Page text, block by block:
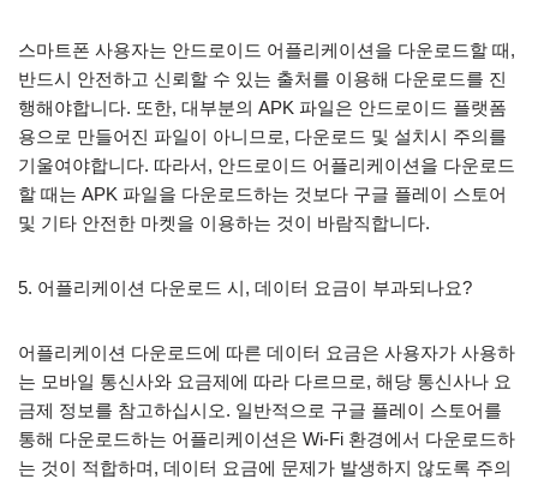
스마트폰 사용자는 안드로이드 어플리케이션을 다운로드할 때,
반드시 안전하고 신뢰할 수 있는 출처를 이용해 다운로드를 진
행해야합니다. 또한, 대부분의 APK 파일은 안드로이드 플랫폼
용으로 만들어진 파일이 아니므로, 다운로드 및 설치시 주의를
기울여야합니다. 따라서, 안드로이드 어플리케이션을 다운로드
할 때는 APK 파일을 다운로드하는 것보다 구글 플레이 스토어
및 기타 안전한 마켓을 이용하는 것이 바람직합니다.
5. 어플리케이션 다운로드 시, 데이터 요금이 부과되나요?
어플리케이션 다운로드에 따른 데이터 요금은 사용자가 사용하
는 모바일 통신사와 요금제에 따라 다르므로, 해당 통신사나 요
금제 정보를 참고하십시오. 일반적으로 구글 플레이 스토어를
통해 다운로드하는 어플리케이션은 Wi-Fi 환경에서 다운로드하
는 것이 적합하며, 데이터 요금에 문제가 발생하지 않도록 주의